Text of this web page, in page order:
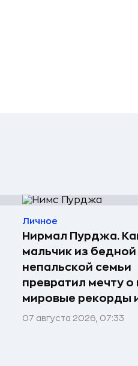
Личное
Нирмал Пурджа.
мальчик из бедной
непальской семьи
превратил мечту о
мировые рекорды
07 августа 2026, 07:33